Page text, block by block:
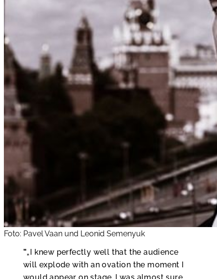
Foto: Pavel Vaan und Leonid Semenyuk
„I knew perfectly well that the audience
will explode with an ovation the moment I
would appear on stage. I was almost sure